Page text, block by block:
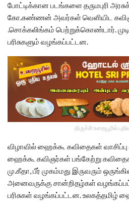
போட்டிக்கான படங்களை தருமபுரி
கோ.கண்ணன் அவர்கள் வெளியிட
.சொக்கலிங்கம் பெற்றுக்கொண்டார்.
பரிசுகளும் வழங்கப்பட்டன.
திருச்சி உறையூரில்
விழாவில் ஹைக்கூ கவிதைகள் வாசிப்பு
ஹைக்கூ கவிஞர்கள் பங்கேற்று
மு.கீதா, பீர் முகம்மது இருவரும்
அனைவருக்கு சான்றிதழ்கள்
பரிசுகள் வழங்கப்பட்டன. உலகத்தமிழ்